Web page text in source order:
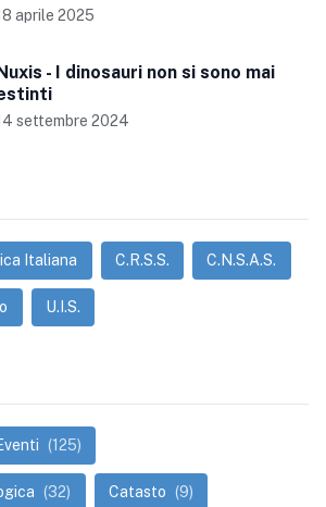
aprile 2025
- I dinosauri non si sono mai
settembre 2024
Italiana C.R.S.S. C.N.S.A.S.
U.I.S.
(125)
(32) Catasto (9)